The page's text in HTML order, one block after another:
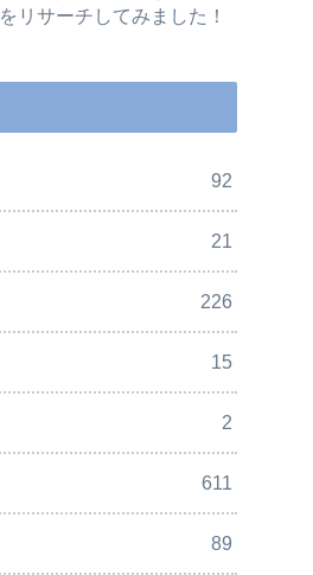
をリサーチしてみました！
92
21
226
15
2
611
89